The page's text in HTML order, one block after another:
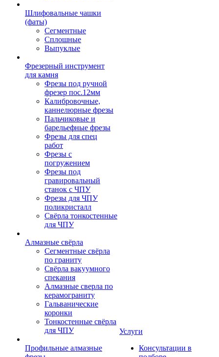
Шлифовальные чашки
(фаты)
Сегментные
Сплошные
Выпуклые
Фрезерный инструмент
для камня
Фрезы под ручной
фрезер пос.12мм
Калибровочные,
каннелюрные фрезы
Пальчиковые и
барельефные фрезы
Фрезы для спец
работ
Фрезы с
погружением
Фрезы под
гравировальный
станок с ЧПУ
Фрезы для ЧПУ
поликристалл
Свёрла тонкостенные
для ЧПУ
Алмазные свёрла
Сегментные свёрла
по граниту
Свёрла вакуумного
спекания
Алмазные сверла по
керамограниту
Гальванические
коронки
Тонкостенные свёрла
для ЧПУ
Профильные алмазные
Услуги
Консультации в